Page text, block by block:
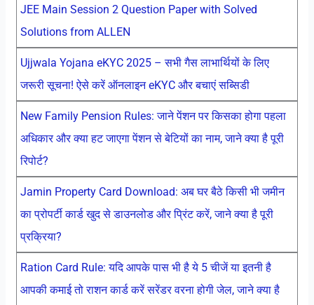
JEE Main Session 2 Question Paper with Solved
Solutions from ALLEN
Ujjwala Yojana eKYC 2025 – सभी गैस लाभार्थियों के लिए
जरूरी सूचना! ऐसे करें ऑनलाइन eKYC और बचाएं सब्सिडी
New Family Pension Rules: जाने पेंशन पर किसका होगा पहला
अधिकार और क्या हट जाएगा पेंशन से बेटियों का नाम, जाने क्या है पूरी
रिपोर्ट?
Jamin Property Card Download: अब घर बैठे किसी भी जमीन
का प्रोपर्टी कार्ड खुद से डाउनलोड और प्रिंट करें, जाने क्या है पूरी
प्रक्रिया?
Ration Card Rule: यदि आपके पास भी है ये 5 चीजें या इतनी है
आपकी कमाई तो राशन कार्ड करें सरेंडर वरना होगी जेल, जाने क्या है